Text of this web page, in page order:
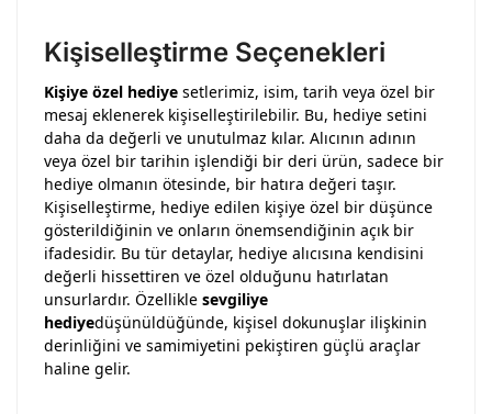
Kişiselleştirme Seçenekleri
Kişiye özel hediye setlerimiz, isim, tarih veya özel bir
mesaj eklenerek kişiselleştirilebilir. Bu, hediye setini
daha da değerli ve unutulmaz kılar. Alıcının adının
veya özel bir tarihin işlendiği bir deri ürün, sadece bir
hediye olmanın ötesinde, bir hatıra değeri taşır.
Kişiselleştirme, hediye edilen kişiye özel bir düşünce
gösterildiğinin ve onların önemsendiğinin açık bir
ifadesidir. Bu tür detaylar, hediye alıcısına kendisini
değerli hissettiren ve özel olduğunu hatırlatan
unsurlardır. Özellikle sevgiliye
hediyedüşünüldüğünde, kişisel dokunuşlar ilişkinin
derinliğini ve samimiyetini pekiştiren güçlü araçlar
haline gelir.